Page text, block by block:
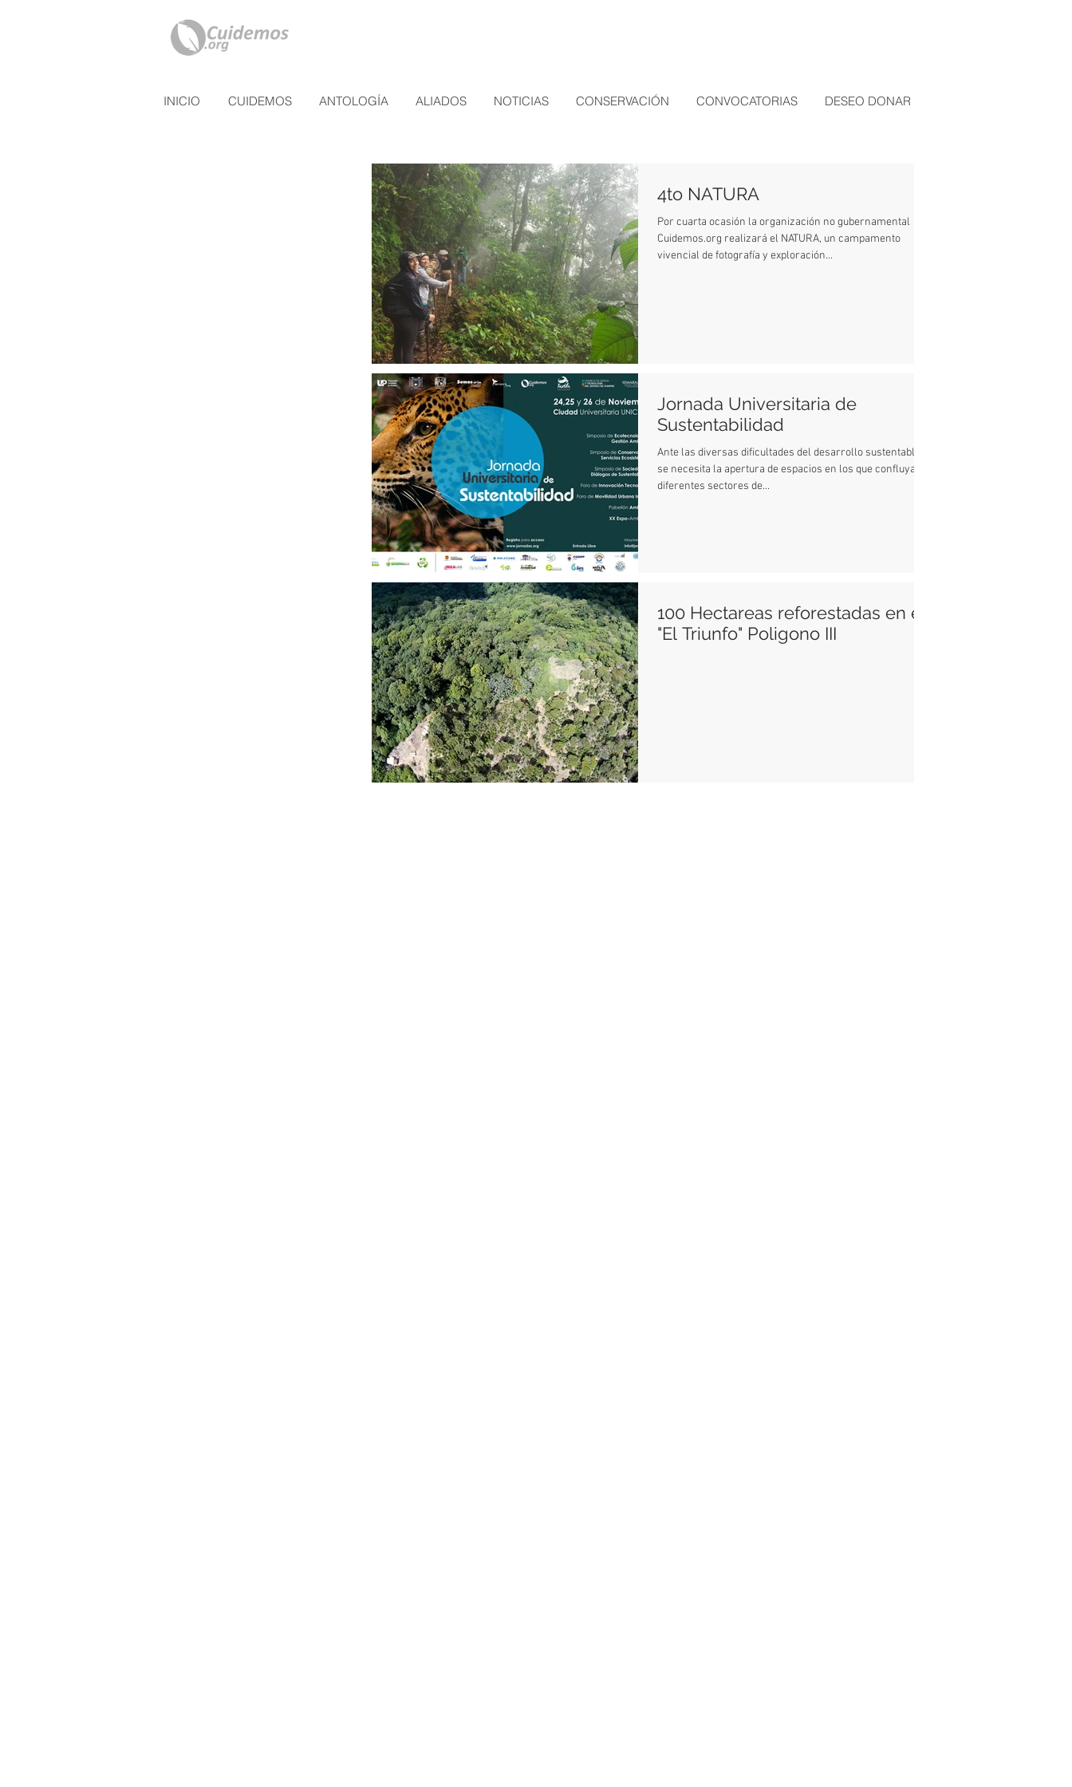
INICIO CUIDEMOS ANTOLOGÍA ALIADOS NOTICIAS CONSERVACIÓN CONVOCATORIAS DESEO DONAR
4to NATURA
Por cuarta ocasión la organización no gubernamental
Cuidemos.org realizará el NATURA, un campamento
vivencial de fotografía y exploración...
Jornada Universitaria de
Sustentabilidad
Ante las diversas dificultades del desarrollo sustentable
se necesita la apertura de espacios en los que confluyan
diferentes sectores de...
100 Hectareas reforestadas en el
"El Triunfo" Poligono III